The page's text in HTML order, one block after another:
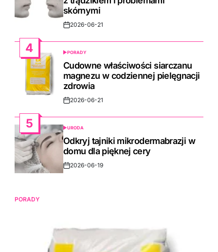
skórnymi
Post2026-06-21
4
POSTED
IN
PORADY
Cudowne właściwości siarczanu
magnezu w codziennej pielęgnacji
zdrowia
Post2026-06-21
5
POSTED
IN
URODA
Odkryj tajniki mikrodermabrazji w
domu dla pięknej cery
Post2026-06-19
PORADY